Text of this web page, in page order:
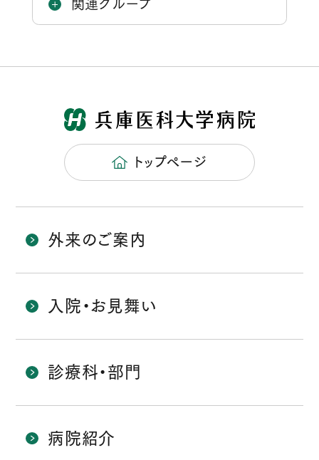
関連グループ
トップページ
外来のご案内
入院・お見舞い
診療科・部門
病院紹介